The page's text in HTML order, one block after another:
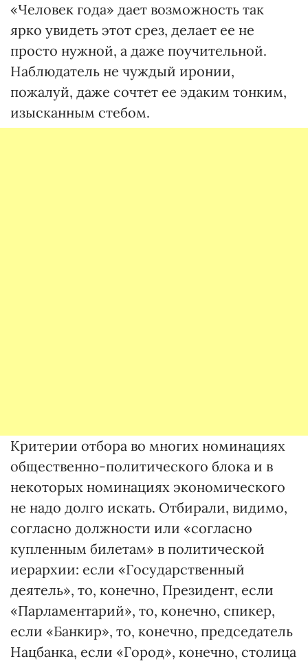
«Человек года» дает возможность так
ярко увидеть этот срез, делает ее не
просто нужной, а даже поучительной.
Наблюдатель не чуждый иронии,
пожалуй, даже сочтет ее эдаким тонким,
изысканным стебом.
Критерии отбора во многих номинациях
общественно-политического блока и в
некоторых номинациях экономического
не надо долго искать. Отбирали, видимо,
согласно должности или «согласно
купленным билетам» в политической
иерархии: если «Государственный
деятель», то, конечно, Президент, если
«Парламентарий», то, конечно, спикер,
если «Банкир», то, конечно, председатель
Нацбанка, если «Город», конечно, столица